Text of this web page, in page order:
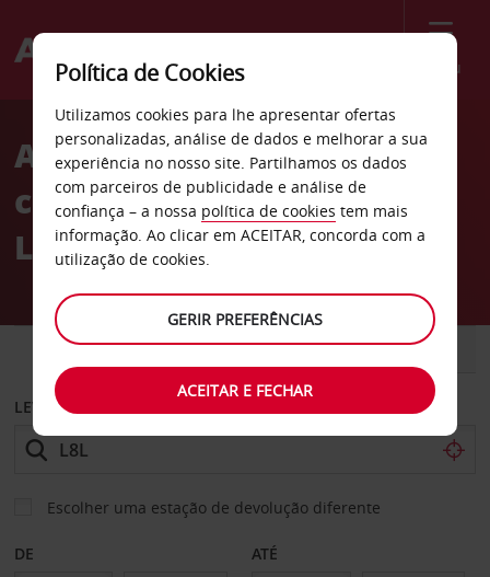
Menu
Welcome
AvisAluguer de
carros Aeroporto de Kings
Land O’Lakes
CARRO COMERCIAIS
LEVANTAR EM
Escolher uma estação de devolução diferente
DE ATÉ
Política de Cookies
Utilizamos cookies para lhe apresentar ofertas
personalizadas, análise de dados e melhorar a sua
experiência no nosso site. Partilhamos os dados
com parceiros de publicidade e análise de
confiança – a nossa política de cookies tem mais
informação. Ao clicar em ACEITAR, concorda com a
utilização de cookies.
GERIR PREFERÊNCIAS
ACEITAR E FECHAR